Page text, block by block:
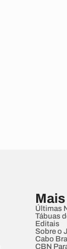
Mais
Últimas
Tábuas
Editais
Sobre o
Cabo
CBN